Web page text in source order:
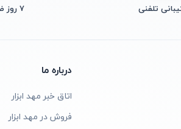
تلفنی ۷ روز ضمانت بازگشت
درباره ما
اتاق خبر مهد ابزار
فروش در مهد ابزار